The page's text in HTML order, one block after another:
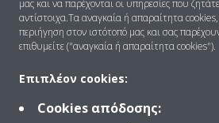
Λύσεις
Επικοινωνία
μας και να παρέχονται οι υπηρεσίες που
αντίστοιχα.Τα αναγκαία ή απαραίτητα
περιήγηση στον ιστότοπό μας και σας
επιθυμείτε ("αναγκαία ή απαραίτητα cookies").
Επιπλέον cookies:
Cookies απόδοσης: